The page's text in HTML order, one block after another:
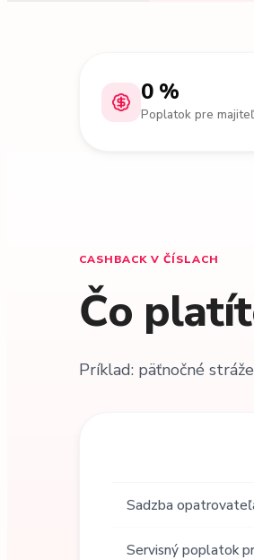
0 %
Poplatok pre
CASHBACK V ČÍSLACH
Čo
Príklad: päťnočné
Sadzba
Servisný poplatok